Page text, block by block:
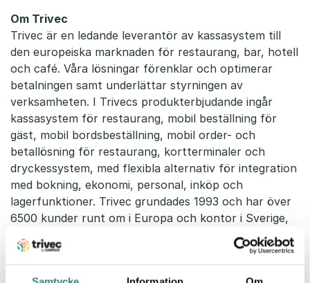
Om Trivec
Trivec är en ledande leverantör av kassasystem till
den europeiska marknaden för restaurang, bar, hotell
och café. Våra lösningar förenklar och optimerar
betalningen samt underlättar styrningen av
verksamheten. I Trivecs produkterbjudande ingår
kassasystem för restaurang, mobil beställning för
gäst, mobil bordsbeställning, mobil order- och
betallösning för restaurang, kortterminaler och
dryckessystem, med flexibla alternativ för integration
med bokning, ekonomi, personal, inköp och
lagerfunktioner. Trivec grundades 1993 och har över
6500 kunder runt om i Europa och kontor i Sverige,